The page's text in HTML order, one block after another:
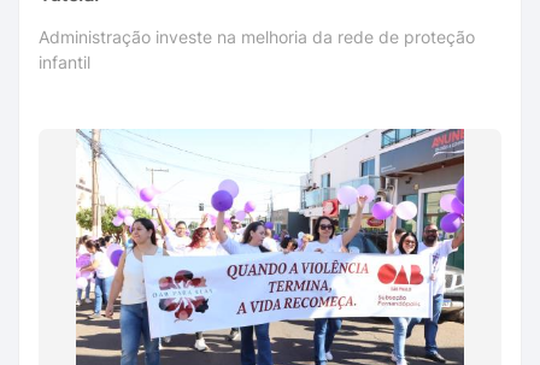
Administração investe na melhoria da rede de proteção
infantil